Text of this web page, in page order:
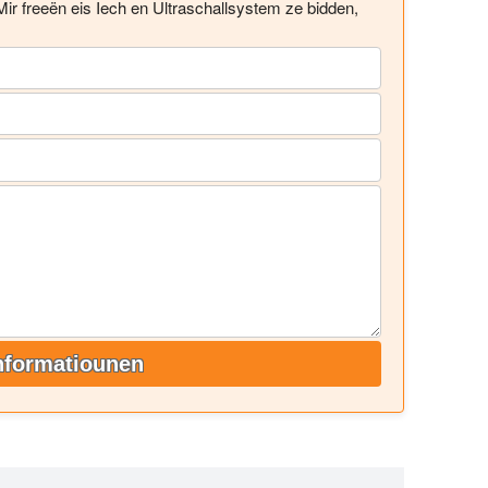
freeën eis Iech en Ultraschallsystem ze bidden,